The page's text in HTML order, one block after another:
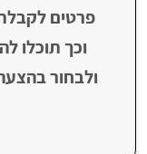
פרטים
וכך תוכלו
ולבחור